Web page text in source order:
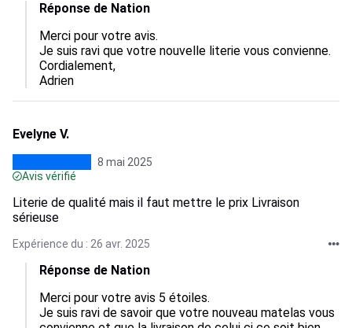
Réponse de Nation
Merci pour votre avis.
Je suis ravi que votre nouvelle literie vous convienne.
Cordialement,
Adrien
Evelyne V.
8 mai 2025
Avis vérifié
Literie de qualité mais il faut mettre le prix Livraison
sérieuse
Expérience du : 26 avr. 2025
Réponse de Nation
Merci pour votre avis 5 étoiles.
Je suis ravi de savoir que votre nouveau matelas vous